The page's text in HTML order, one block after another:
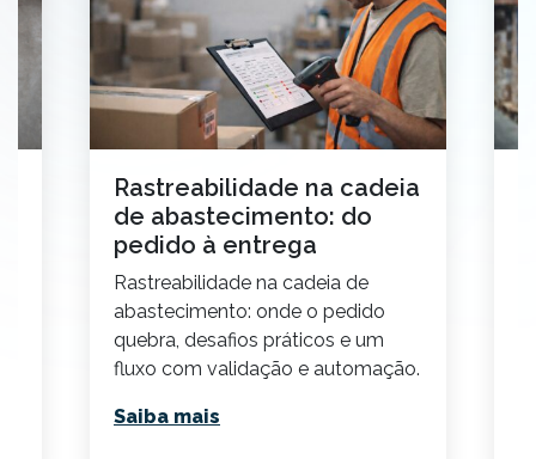
Rastreabilidade na cadeia
de abastecimento: do
pedido à entrega
Rastreabilidade na cadeia de
abastecimento: onde o pedido
quebra, desafios práticos e um
fluxo com validação e automação.
Saiba mais